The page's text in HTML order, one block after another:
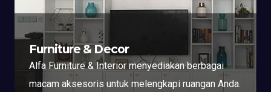
Furniture & Decor
Alfa Furniture & Interior menyediakan berbagai
macam aksesoris untuk melengkapi ruangan Anda.